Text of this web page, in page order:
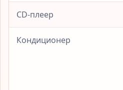
CD-плеер
Кондиционер